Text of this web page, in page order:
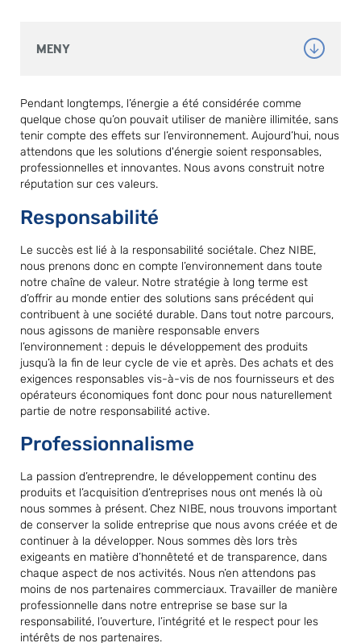
MENY
Pendant longtemps, l’énergie a été considérée comme
quelque chose qu’on pouvait utiliser de manière illimitée, sans
tenir compte des effets sur l’environnement. Aujourd’hui, nous
attendons que les solutions d'énergie soient responsables,
professionnelles et innovantes. Nous avons construit notre
réputation sur ces valeurs.
Responsabilité
Le succès est lié à la responsabilité sociétale. Chez NIBE,
nous prenons donc en compte l’environnement dans toute
notre chaîne de valeur. Notre stratégie à long terme est
d’offrir au monde entier des solutions sans précédent qui
contribuent à une société durable. Dans tout notre parcours,
nous agissons de manière responsable envers
l’environnement : depuis le développement des produits
jusqu’à la fin de leur cycle de vie et après. Des achats et des
exigences responsables vis-à-vis de nos fournisseurs et des
opérateurs économiques font donc pour nous naturellement
partie de notre responsabilité active.
Professionnalisme
La passion d’entreprendre, le développement continu des
produits et l’acquisition d’entreprises nous ont menés là où
nous sommes à présent. Chez NIBE, nous trouvons important
de conserver la solide entreprise que nous avons créée et de
continuer à la développer. Nous sommes dès lors très
exigeants en matière d’honnêteté et de transparence, dans
chaque aspect de nos activités. Nous n’en attendons pas
moins de nos partenaires commerciaux. Travailler de manière
professionnelle dans notre entreprise se base sur la
responsabilité, l’ouverture, l’intégrité et le respect pour les
intérêts de nos partenaires.